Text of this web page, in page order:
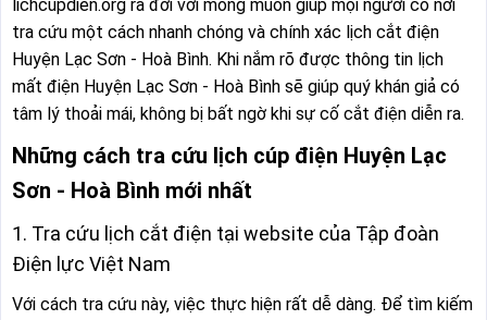
lichcupdien.org ra đời với mong muốn giúp mọi người có nơi
tra cứu một cách nhanh chóng và chính xác lịch cắt điện
Huyện Lạc Sơn - Hoà Bình. Khi nắm rõ được thông tin lịch
mất điện Huyện Lạc Sơn - Hoà Bình sẽ giúp quý khán giả có
tâm lý thoải mái, không bị bất ngờ khi sự cố cắt điện diễn ra.
Những cách tra cứu lịch cúp điện Huyện Lạc
Sơn - Hoà Bình mới nhất
1. Tra cứu lịch cắt điện tại website của Tập đoàn
Điện lực Việt Nam
Với cách tra cứu này, việc thực hiện rất dễ dàng. Để tìm kiếm